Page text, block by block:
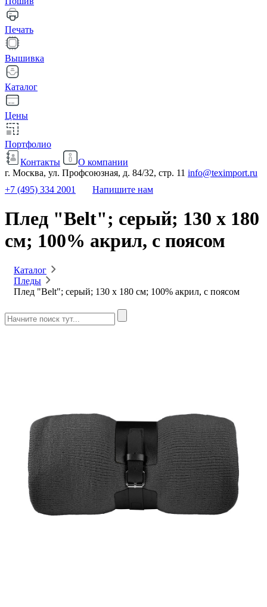
Печать
Вышивка
Каталог
Цены
Портфолио
Контакты
О компании
г. Москва, ул. Профсоюзная, д. 84/32, стр. 11 info@teximport.ru
+7 (495) 334 2001
Напишите нам
Плед "Belt"; серый; 130 х 180
см; 100% акрил, с поясом
Каталог
Пледы
Плед "Belt"; серый; 130 х 180 см; 100% акрил, с поясом